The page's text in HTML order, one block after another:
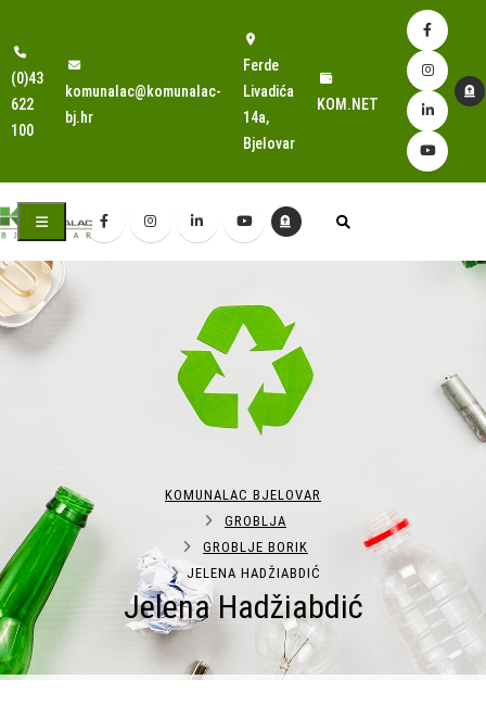
(0)43
622
100
komunalac@komunalac-
bj.hr
Ferde
Livadića
14a,
Bjelovar
KOM.NET
Jelena Hadžiabdić
KOMUNALAC BJELOVAR
GROBLJA
GROBLJE BORIK
JELENA HADŽIABDIĆ